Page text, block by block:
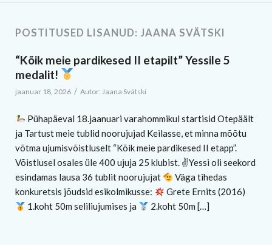
POSTITUSED LISANUD: JAANA SVÄTSKI
“Kõik meie pardikesed II etapilt” Yessile 5
medalit!
jaanuar 18, 2026 / Autor: Jaana Svätski
Pühapäeval 18.jaanuari varahommikul startisid Otepäält
ja Tartust meie tublid noorujujad Keilasse, et minna mõõtu
võtma ujumisvõistluselt “Kõik meie pardikesed II etapp”.
Võistlusel osales üle 400 ujuja 25 klubist. ✌Yessi oli seekord
esindamas lausa 36 tublit noorujujat
Väga tihedas
konkuretsis jõudsid esikolmikusse:
Grete Ernits (2016)
1.koht 50m seliliujumises ja
2.koht 50m […]